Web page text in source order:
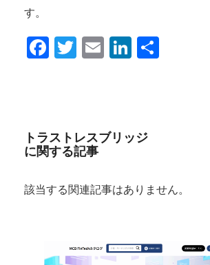
す。
Facebook
Twitter
EmailLinkedIn
トラストレスブリッジ
に関する記事
該当する関連記事はありません。